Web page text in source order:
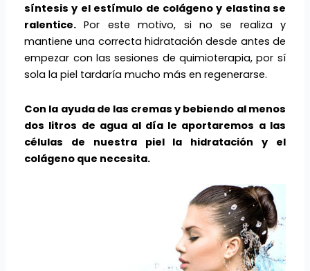
síntesis y el estímulo de colágeno y elastina se
ralentice. Por este motivo, si no se realiza y
mantiene una correcta hidratación desde antes de
empezar con las sesiones de quimioterapia, por sí
sola la piel tardaría mucho más en regenerarse.
Con la ayuda de las cremas y bebiendo al menos
dos litros de agua al día le aportaremos a las
células de nuestra piel la hidratación y el
colágeno que necesita.